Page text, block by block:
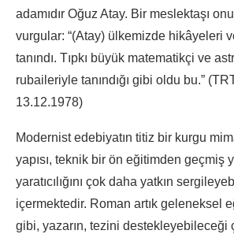
adamıdır Oğuz Atay. Bir meslektaşı
vurgular: “(Atay) ülkemizde hikâyeleri
tanındı. Tıpkı büyük matematikçi ve
rubaileriyle tanındığı gibi oldu bu.”
13.12.1978)
Modernist edebiyatın titiz bir kurgu
yapısı, teknik bir ön eğitimden geçmiş
yaratıcılığını çok daha yatkın
içermektedir. Roman artık geleneksel
gibi, yazarın, tezini destekleyebileceği